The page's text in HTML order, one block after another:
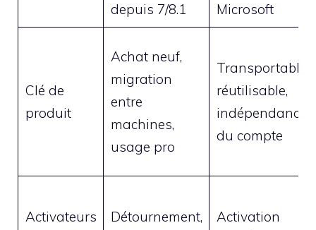
depuis 7/8.1
Microsoft
Clé de
produit
Achat neuf,
migration
entre
machines,
usage pro
Transportable,
réutilisable,
indépendance
du compte
Activateurs
Détournement,
Activation